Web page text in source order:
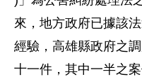
來，地方政府已據該
經驗，高雄縣政府之
十一件，其中一半之